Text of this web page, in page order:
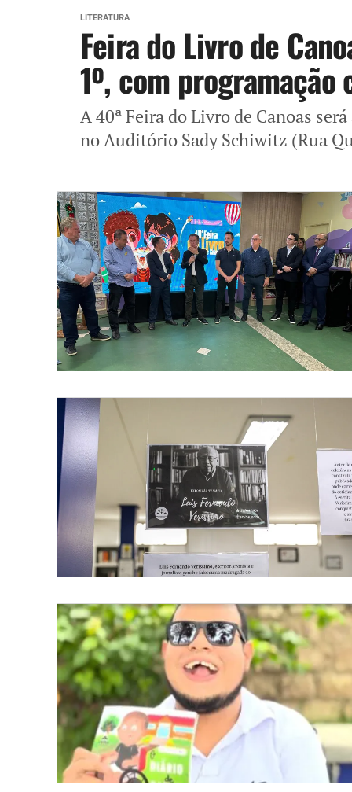
LITERATURA
Feira do Livro de
1º, com
A 40ª Feira do Livro de Canoas
no Auditório Sady Schiwitz (Rua